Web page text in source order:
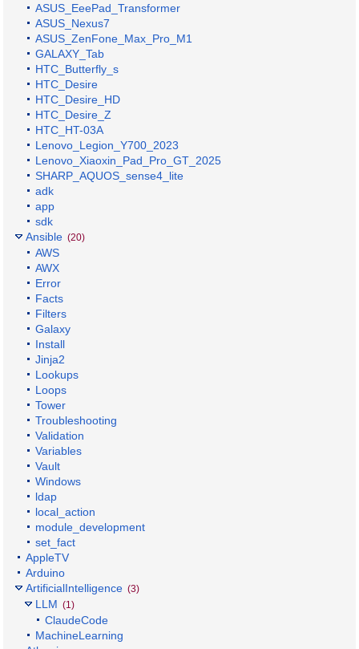
ASUS_EeePad_Transformer
ASUS_Nexus7
ASUS_ZenFone_Max_Pro_M1
GALAXY_Tab
HTC_Butterfly_s
HTC_Desire
HTC_Desire_HD
HTC_Desire_Z
HTC_HT-03A
Lenovo_Legion_Y700_2023
Lenovo_Xiaoxin_Pad_Pro_GT_2025
SHARP_AQUOS_sense4_lite
adk
app
sdk
Ansible (20)
AWS
AWX
Error
Facts
Filters
Galaxy
Install
Jinja2
Lookups
Loops
Tower
Troubleshooting
Validation
Variables
Vault
Windows
ldap
local_action
module_development
set_fact
AppleTV
Arduino
ArtificialIntelligence (3)
LLM (1)
ClaudeCode
MachineLearning